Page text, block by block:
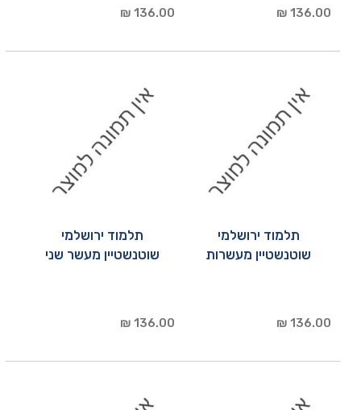
136.00 ₪
136.00 ₪
תלמוד ירושלמי
שוטנשטיין מעשרות
136.00 ₪
תלמוד ירושלמי
שוטנשטיין מעשר שני
136.00 ₪